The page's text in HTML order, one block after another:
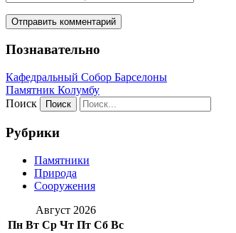
Познавательно
Кафeдрaльный Собор Барселоны
Пaмятник Колумбу
Поиск
Рубрики
Памятники
Природа
Сооружения
Август 2026
Пн Вт Ср Чт Пт Сб Вс